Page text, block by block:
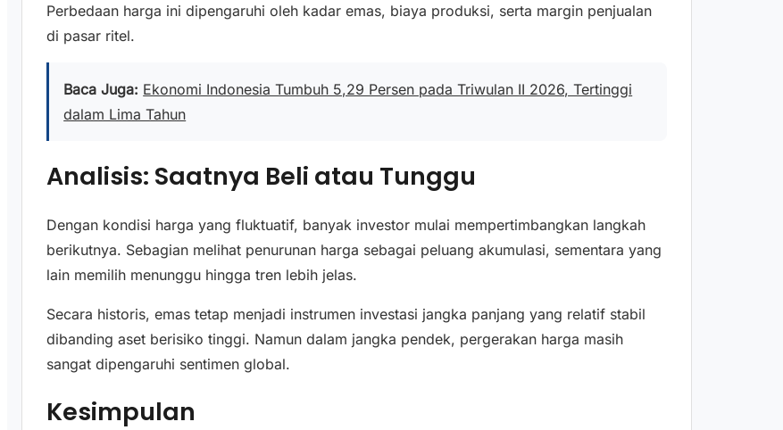
Perbedaan harga ini dipengaruhi oleh kadar emas, biaya produksi, serta margin penjualan
di pasar ritel.
Baca Juga: Ekonomi Indonesia Tumbuh 5,29 Persen pada Triwulan II 2026, Tertinggi
dalam Lima Tahun
Analisis: Saatnya Beli atau Tunggu
Dengan kondisi harga yang fluktuatif, banyak investor mulai mempertimbangkan langkah
berikutnya. Sebagian melihat penurunan harga sebagai peluang akumulasi, sementara yang
lain memilih menunggu hingga tren lebih jelas.
Secara historis, emas tetap menjadi instrumen investasi jangka panjang yang relatif stabil
dibanding aset berisiko tinggi. Namun dalam jangka pendek, pergerakan harga masih
sangat dipengaruhi sentimen global.
Kesimpulan